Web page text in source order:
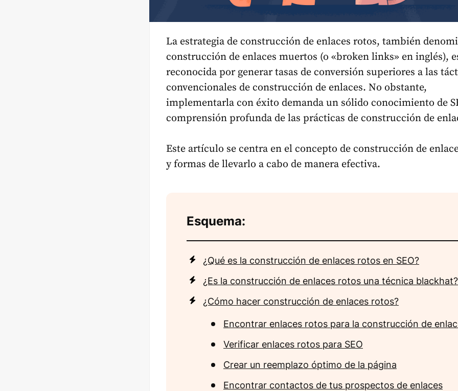
La estrategia de construcción de enlaces rotos, también
construcción de enlaces muertos (o «broken links» en inglés),
reconocida por generar tasas de conversión superiores a las
convencionales de construcción de enlaces. No obstante,
implementarla con éxito demanda un sólido conocimiento de
comprensión profunda de las prácticas de construcción de
Este artículo se centra en el concepto de construcción de
y formas de llevarlo a cabo de manera efectiva.
Esquema:
¿Qué es la construcción de enlaces rotos en SEO?
¿Es la construcción de enlaces rotos una técnica blackhat?
¿Cómo hacer construcción de enlaces rotos?
Encontrar enlaces rotos para la construcción de
Verificar enlaces rotos para SEO
Crear un reemplazo óptimo de la página
Encontrar contactos de tus prospectos de enlaces